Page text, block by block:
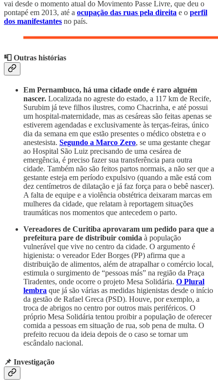
vai desde o momento atual do Movimento Passe Livre, que deu o
pontapé em 2013, até a ocupação das ruas pela direita e o perfil
dos manifestantes no país.
📮 Outras histórias
Em Pernambuco, há uma cidade onde é raro alguém
nascer. Localizada no agreste do estado, a 117 km de Recife,
Surubim já teve filhos ilustres, como Chacrinha, e até possui
um hospital-maternidade, mas as cesáreas são feitas apenas se
estiverem agendadas e exclusivamente às terças-feiras, único
dia da semana em que estão presentes o médico obstetra e o
anestesista. Segundo a Marco Zero, se uma gestante chegar
ao Hospital São Luiz precisando de uma cesárea de
emergência, é preciso fazer sua transferência para outra
cidade. Também não são feitos partos normais, a não ser que a
gestante esteja em período expulsivo (quando a mãe está com
dez centímetros de dilatação e já faz força para o bebê nascer).
A falta de equipe e a violência obstétrica deixaram marcas em
mulheres da cidade, que relatam à reportagem situações
traumáticas nos momentos que antecedem o parto.
Vereadores de Curitiba aprovaram um pedido para que a
prefeitura pare de distribuir comida à população
vulnerável que vive no centro da cidade. O argumento é
higienista: o vereador Eder Borges (PP) afirma que a
distribuição de alimentos, além de atrapalhar o comércio local,
estimula o surgimento de “pessoas más” na região da Praça
Tiradentes, onde ocorre o projeto Mesa Solidária. O Plural
lembra que já são várias as medidas higienistas desde o início
da gestão de Rafael Greca (PSD). Houve, por exemplo, a
troca de abrigos no centro por outros mais periféricos. O
próprio Mesa Solidária tentou proibir a população de oferecer
comida a pessoas em situação de rua, sob pena de multa. O
prefeito recuou da ideia depois de o caso se tornar um
escândalo nacional.
📌 Investigação